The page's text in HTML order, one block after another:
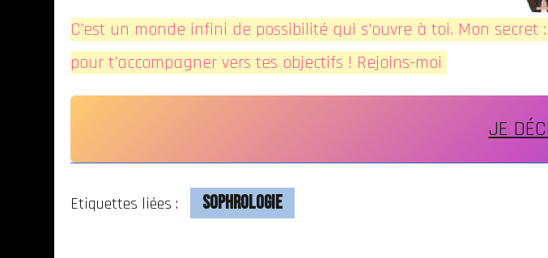
C’est un monde infini de possibilité qui s’ouvre à toi. Mon
pour t’accompagner vers tes objectifs ! Rejoins-moi
JE
Etiquettes liées : Sophrologie